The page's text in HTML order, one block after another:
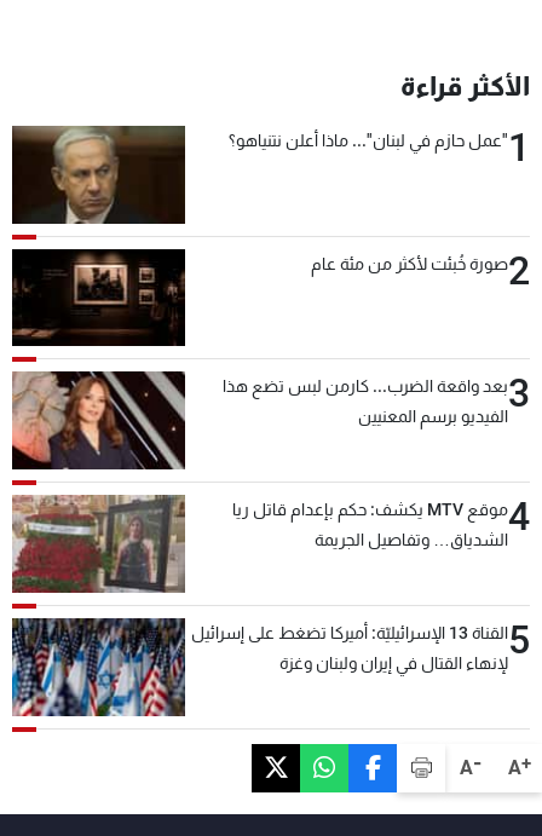
A+
A-
الأكثر قراءة
1"عمل حازم في لبنان"... ماذا أعلن نتنياهو؟
2صورة خُبئت لأكثر من مئة عام
3بعد واقعة الضرب... كارمن لبس تضع هذا
الفيديو برسم المعنيين
4
موقع MTV يكشف: حكم بإعدام قاتل ريا
الشدياق… وتفاصيل الجريمة
5
القناة 13 الإسرائيليّة: أميركا تضغط على إسرائيل
لإنهاء القتال في إيران ولبنان وغزة